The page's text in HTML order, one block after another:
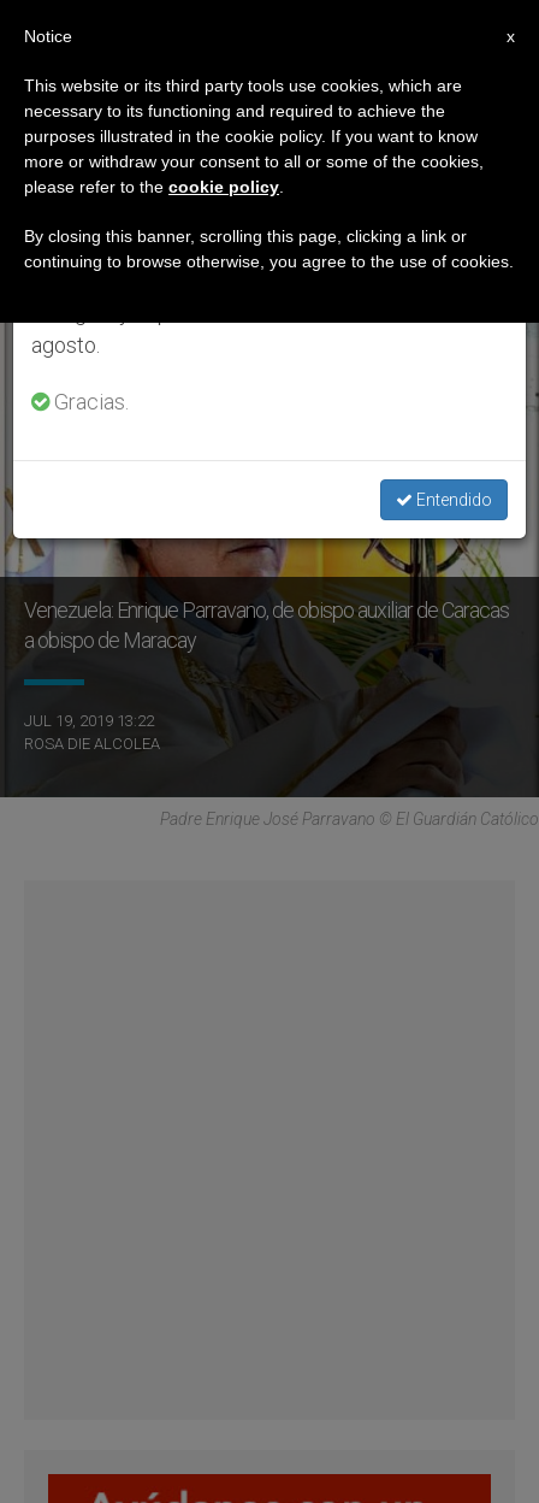
ETIQUETA
Posts Tagged ‘Enrique
Parravano Marino’
ÚLTIMAS NOTICIAS
Venezuela: Enrique Parravano, de obispo auxiliar de Caracas
a obispo de Maracay
JUL 19, 2019 13:22
ROSA DIE ALCOLEA
Padre Enrique José Parravano © El Guardián Católico
×
Aviso importante
Del 27 de julio al 7 de agosto haremos la pausa
anual, aprovechando que en el periodo de verano
se generan menos informaciones y también el
agosto.
Gracias.
Entendido
x
Notice
This website or its third party tools use cookies, which are
necessary to its functioning and required to achieve the
purposes illustrated in the cookie policy. If you want to know
more or withdraw your consent to all or some of the cookies,
please refer to the cookie policy
By closing this banner, scrolling this page, clicking a link or
continuing to browse otherwise, you agree to the use of cookies.